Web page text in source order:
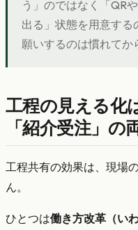
う」のではなく「QR
出る」状態を用意す
願いするのは慣れてか
工程の見える化
「紹介受注」の
工程共有の効果は、現場
ん。
ひとつは働き方改革（い